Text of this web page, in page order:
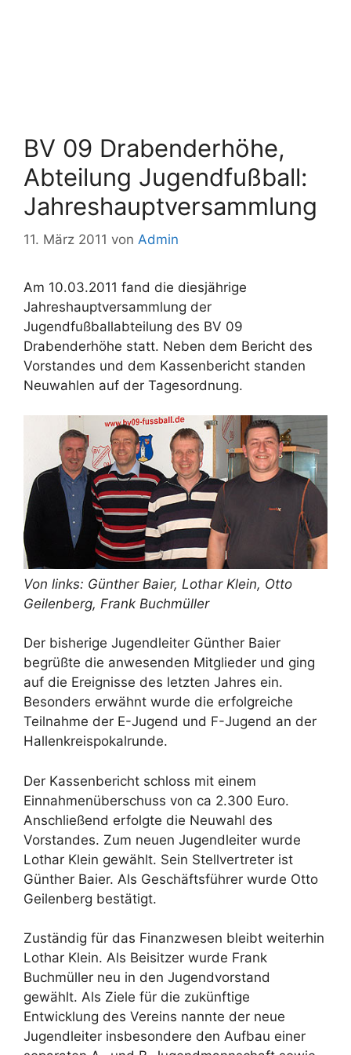
BV 09 Drabenderhöhe,
Abteilung Jugendfußball:
Jahreshauptversammlung
11. März 2011 von Admin
Am 10.03.2011 fand die diesjährige
Jahreshauptversammlung der
Jugendfußballabteilung des BV 09
Drabenderhöhe statt. Neben dem Bericht des
Vorstandes und dem Kassenbericht standen
Neuwahlen auf der Tagesordnung.
Von links: Günther Baier, Lothar Klein, Otto
Geilenberg, Frank Buchmüller
Der bisherige Jugendleiter Günther Baier
begrüßte die anwesenden Mitglieder und ging
auf die Ereignisse des letzten Jahres ein.
Besonders erwähnt wurde die erfolgreiche
Teilnahme der E-Jugend und F-Jugend an der
Hallenkreispokalrunde.
Der Kassenbericht schloss mit einem
Einnahmenüberschuss von ca 2.300 Euro.
Anschließend erfolgte die Neuwahl des
Vorstandes. Zum neuen Jugendleiter wurde
Lothar Klein gewählt. Sein Stellvertreter ist
Günther Baier. Als Geschäftsführer wurde Otto
Geilenberg bestätigt.
Zuständig für das Finanzwesen bleibt weiterhin
Lothar Klein. Als Beisitzer wurde Frank
Buchmüller neu in den Jugendvorstand
gewählt. Als Ziele für die zukünftige
Entwicklung des Vereins nannte der neue
Jugendleiter insbesondere den Aufbau einer